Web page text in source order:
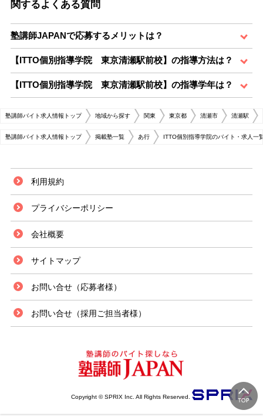
関するよくある質問
塾講師JAPANで応募するメリットは？
【ITTO個別指導学院 東京清瀬駅前校】の指導方法は？
【ITTO個別指導学院 東京清瀬駅前校】の指導学年は？
塾講師バイト求人情報トップ 地域から探す 関東 東京都 清瀬市 清瀬駅
塾講師バイト求人情報トップ 掲載塾一覧 あ行 ITTO個別指導学院のバイト・求人一
利用規約
プライバシーポリシー
会社概要
サイトマップ
お問い合せ（応募者様）
お問い合せ（採用ご担当者様）
Copyright © SPRIX Inc. All Rights Reserved.